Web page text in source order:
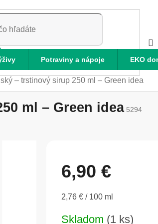
Potraviny a nápoje EKO
– trstinový sirup 250 ml – Green idea
ml – Green idea 5294
6,90 €
Jednotková
2,76 € / 100 ml
Skladom (1 ks)